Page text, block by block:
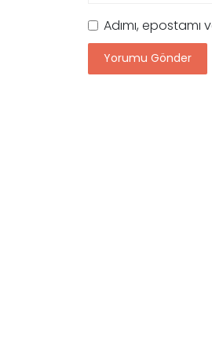
Adımı,